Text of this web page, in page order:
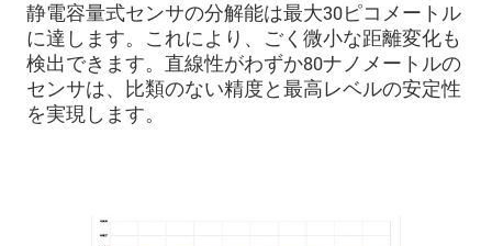
静電容量式センサの分解能は最大30ピコメートル
に達します。これにより、ごく微小な距離変化も
検出できます。直線性がわずか80ナノメートルの
センサは、比類のない精度と最高レベルの安定性
を実現します。